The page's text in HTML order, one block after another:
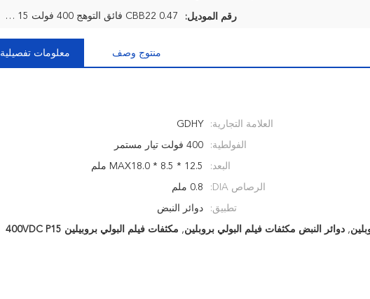
رقم الموديل: CBB22 0.47 فائق التوهج 400 فولت P = 15 مللي متر
معلومات تفصيلية منتوج وصف
العلامة التجارية: GDHY
الفولطية: 400 فولت تيار مستمر
البعد: MAX18.0 * 8.5 * 12.5 ملم
الرصاص DIA: 0.8 ملم
تطبيق: دوائر النبض
, دوائر النبض مكثفات فيلم البولي بروبلين, مكثفات فيلم البولي بروبيلين 400VDC P15